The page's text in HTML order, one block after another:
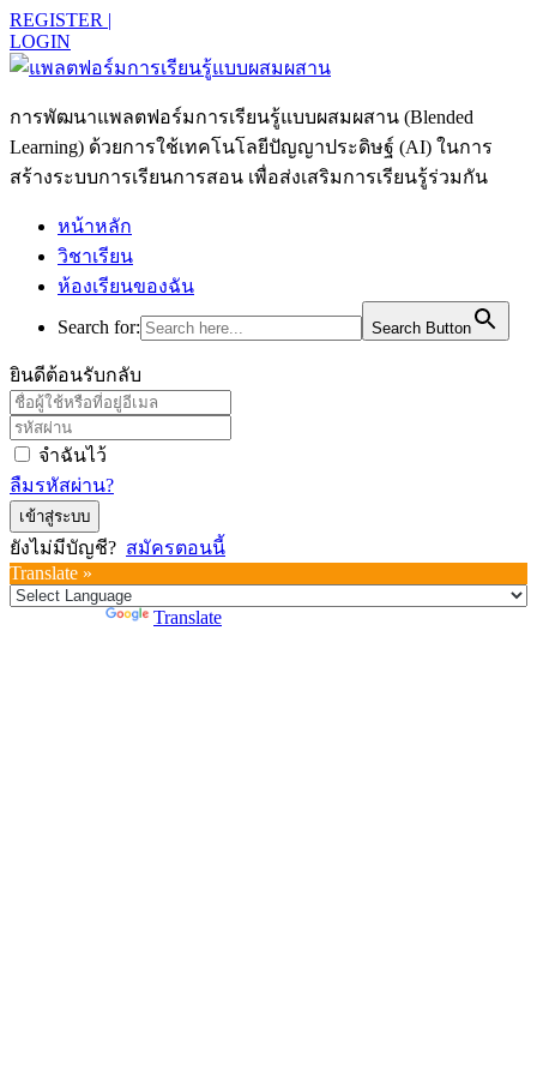
REGISTER |
LOGIN
การพัฒนาแพลตฟอร์มการเรียนรู้แบบผสมผสาน (Blended
Learning) ด้วยการใช้เทคโนโลยีปัญญาประดิษฐ์ (AI) ในการ
สร้างระบบการเรียนการสอน เพื่อส่งเสริมการเรียนรู้ร่วมกัน
หน้าหลัก
วิชาเรียน
ห้องเรียนของฉัน
Search for:
Search Button
ยินดีต้อนรับกลับ
จำฉันไว้
ลืมรหัสผ่าน?
เข้าสู่ระบบ
ยังไม่มีบัญชี? สมัครตอนนี้
Translate »
Translate